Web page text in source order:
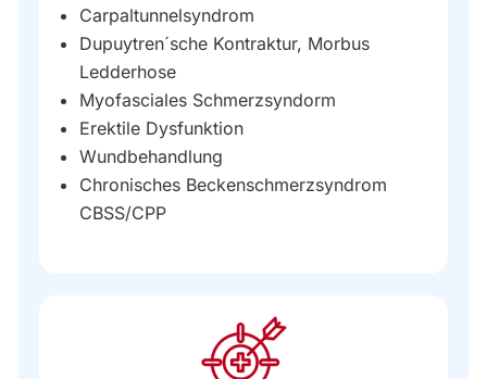
Carpaltunnelsyndrom
Dupuytren´sche Kontraktur, Morbus
Ledderhose
Myofasciales Schmerzsyndorm
Erektile Dysfunktion
Wundbehandlung
Chronisches Beckenschmerzsyndrom
CBSS/CPP